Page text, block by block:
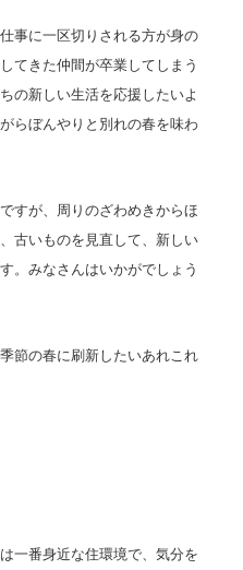
事に一区切りされる方が身の
てきた仲間が卒業してしまう
の新しい生活を応援したいよ
らぼんやりと別れの春を味わ
すが、周りのざわめきからほ
古いものを見直して、新しい
。みなさんはいかがでしょう
節の春に刷新したいあれこれ
一番身近な住環境で、気分を